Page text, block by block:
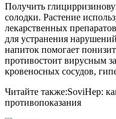
Получить
солодки. Растение
лекарственных
для устранения
напиток помогает
противостоит вирусным
кровеносных сосудов,
Читайте также:SoviHep:
противопоказания